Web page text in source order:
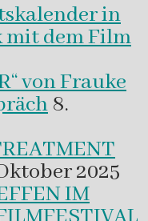
in
dem Film
von Frauke
8.
2025
IM